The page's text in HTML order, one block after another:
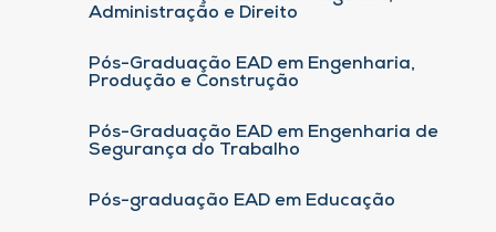
Administração e Direito
Pós-Graduação EAD em Engenharia,
Produção e Construção
Pós-Graduação EAD em Engenharia de
Segurança do Trabalho
Pós-graduação EAD em Educação